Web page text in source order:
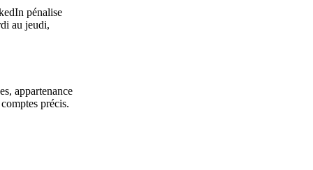
pénalise
au jeudi,
appartenance
précis.